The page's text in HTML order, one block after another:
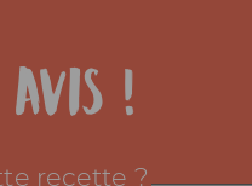
!
recette ?